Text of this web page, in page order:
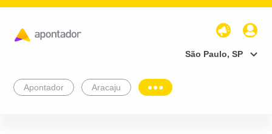
São Paulo, SP
Apontador Aracaju